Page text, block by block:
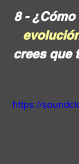
8 -
crees que
https://